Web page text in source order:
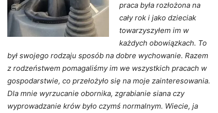
praca była rozłożona na
cały rok i jako dzieciak
towarzyszyłem im w
każdych obowiązkach. To
był swojego rodzaju sposób na dobre wychowanie. Razem
z rodzeństwem pomagaliśmy im we wszystkich pracach w
gospodarstwie, co przełożyło się na moje zainteresowania.
Dla mnie wyrzucanie obornika, zgrabianie siana czy
wyprowadzanie krów było czymś normalnym. Wiecie, ja